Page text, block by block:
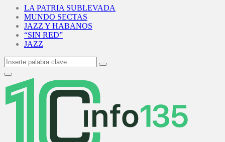
LA PATRIA SUBLEVADA
MUNDO SECTAS
JAZZ Y HABANOS
“SIN RED”
JAZZ
Search
for:
Search
Primary
Menu